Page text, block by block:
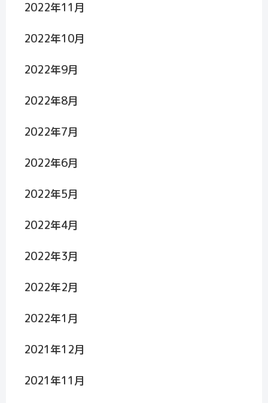
2022年11月
2022年10月
2022年9月
2022年8月
2022年7月
2022年6月
2022年5月
2022年4月
2022年3月
2022年2月
2022年1月
2021年12月
2021年11月